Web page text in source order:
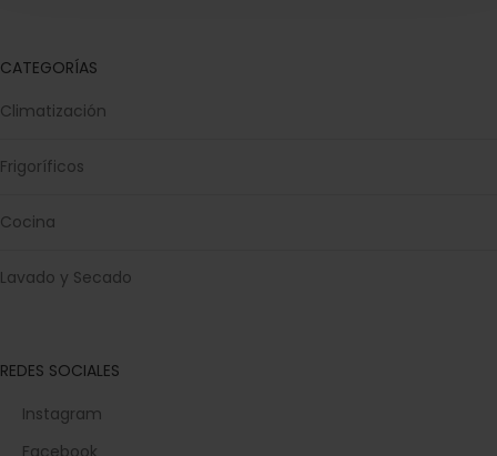
CATEGORÍAS
Climatización
Frigoríficos
Cocina
Lavado y Secado
REDES SOCIALES
Instagram